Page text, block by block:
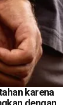
karena